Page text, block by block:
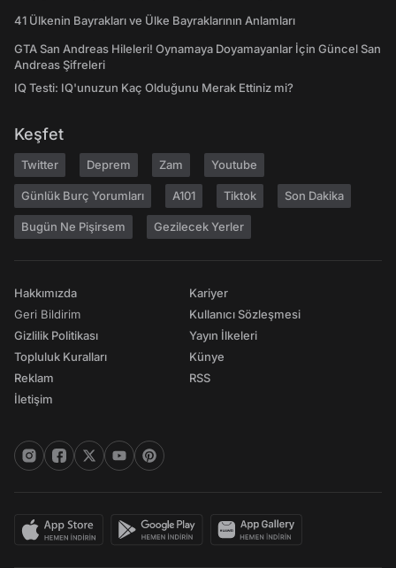
41 Ülkenin Bayrakları ve Ülke Bayraklarının Anlamları
GTA San Andreas Hileleri! Oynamaya Doyamayanlar İçin Güncel San
Andreas Şifreleri
IQ Testi: IQ'unuzun Kaç Olduğunu Merak Ettiniz mi?
Keşfet
Twitter Deprem Zam Youtube
Günlük Burç Yorumları A101 Tiktok Son Dakika
Bugün Ne Pişirsem Gezilecek Yerler
Hakkımızda
Geri Bildirim
Gizlilik Politikası
Topluluk Kuralları
Reklam
İletişim
Kariyer
Kullanıcı Sözleşmesi
Yayın İlkeleri
Künye
RSS